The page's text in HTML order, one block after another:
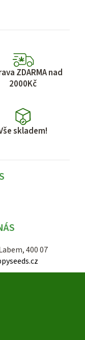
ZDARMA nad
2000Kč
skladem!
400 07